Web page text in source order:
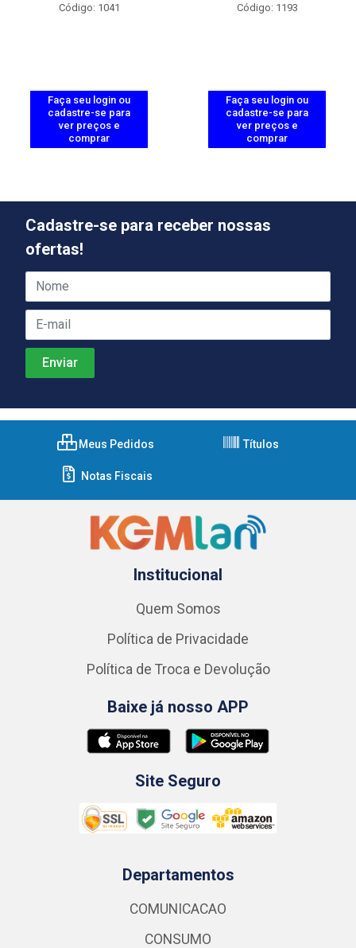
Código: 1041
Faça seu login ou
cadastre-se para
ver preços e
comprar
Código: 1193
Faça seu login ou
cadastre-se para
ver preços e
comprar
Cadastre-se para receber nossas
ofertas!
Meus Pedidos Títulos
Notas Fiscais
Institucional
Quem Somos
Política de Privacidade
Política de Troca e Devolução
Baixe já nosso APP
Site Seguro
Departamentos
COMUNICACAO
CONSUMO